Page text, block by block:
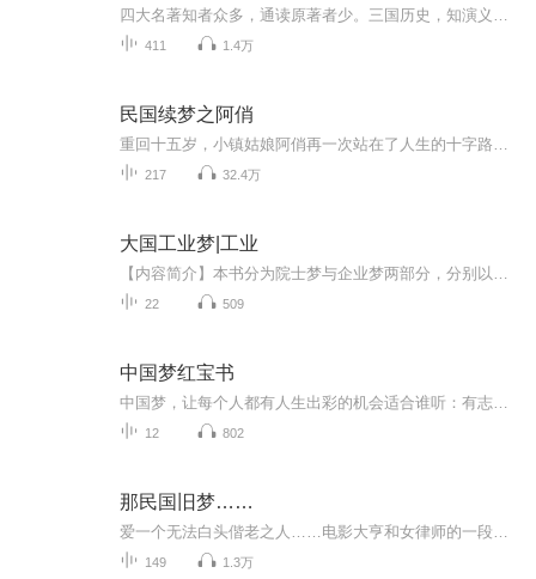
411 1.4万
民国续梦之阿俏
217 32.4万
大国工业梦|工业
22 509
中国梦红宝书
12 802
那民国旧梦……
149 1.3万